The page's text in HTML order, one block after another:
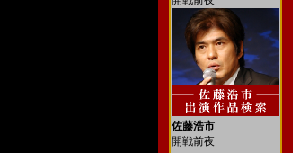
佐藤浩市
開戦前夜